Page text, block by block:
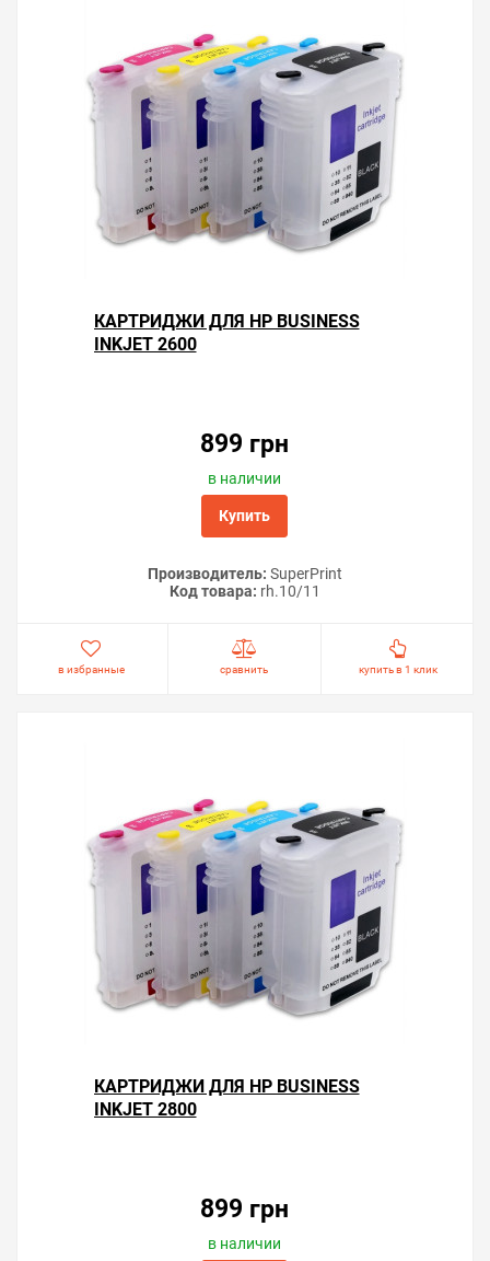
КАРТРИДЖИ ДЛЯ HP BUSINESS
INKJET 2600
899 грн
в наличии
Купить
Производитель: SuperPrint
Код товара: rh.10/11
в избранные сравнить купить в 1 клик
КАРТРИДЖИ ДЛЯ HP BUSINESS
INKJET 2800
899 грн
в наличии